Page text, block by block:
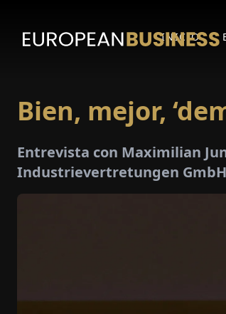
INICIO
Bien, mejor,
Entrevista con Maximilian
Industrievertretungen GmbH